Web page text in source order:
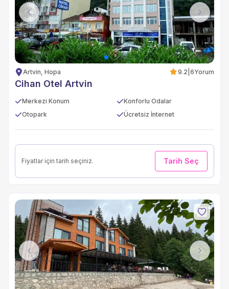
Previous Next
Artvin, Hopa 9.2 6Yorum
Cihan Otel Artvin
Merkezi Konum
Konforlu Odalar
Otopark
Ücretsiz İnternet
Fiyatlar için tarih seçiniz. Tarih Seç
Previous Next